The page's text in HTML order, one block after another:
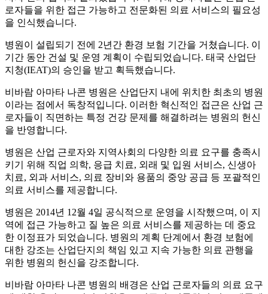
로자들을 위한 접근 가능하고 전문화된 의료 서비스의 필요성
을 인식했습니다.
병원이 설립되기 전에 2년간 환경 보험 기간을 거쳤습니다. 이
기간 동안 건설 및 운영 계획이 수립되었습니다. 태국 산업단
지청(IEAT)의 승인을 받고 획득했습니다.
비바람 아마타 나콘 병원은 산업단지 내에 위치한 최초의 병원
이라는 점에서 독창적입니다. 이러한 혁신적인 접근은 산업 근
로자들이 직면하는 특정 건강 문제를 해결하려는 병원의 헌신
을 반영합니다.
병원은 산업 근로자와 지역사회의 다양한 의료 요구를 충족시
키기 위해 직업 의학, 응급 치료, 외래 및 입원 서비스, 신생아
치료, 외과 서비스, 의료 장비와 용품의 중앙 공급 등 포괄적인
의료 서비스를 제공합니다.
병원은 2014년 12월 4일 공식적으로 운영을 시작했으며, 이 지
역에 접근 가능하고 질 높은 의료 서비스를 제공하는 데 중요
한 이정표가 되었습니다. 병원의 계획 단계에서 환경 보험에
대한 강조는 산업단지의 책임 있고 지속 가능한 의료 관행을
위한 병원의 헌신을 강조합니다.
비바람 아마타 나콘 병원의 배경은 산업 근로자들의 의료 요구